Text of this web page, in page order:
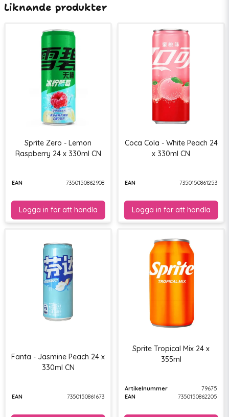
Liknande produkter
Sprite Zero - Lemon
Raspberry 24 x 330ml CN
EAN 7350150862908
Coca Cola - White Peach 24
x 330ml CN
EAN 7350150861253
Fanta - Jasmine Peach 24 x
330ml CN
EAN 7350150861673
Sprite Tropical Mix 24 x
355ml
Artikelnummer
79675
EAN
7350150862205